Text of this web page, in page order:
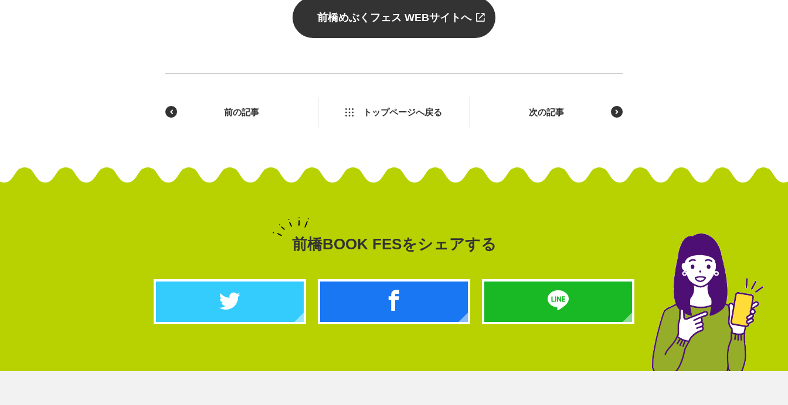
前橋めぶくフェス WEBサイトへ
前の記事 トップページへ戻る 次の記事
前橋BOOK FESをシェアする